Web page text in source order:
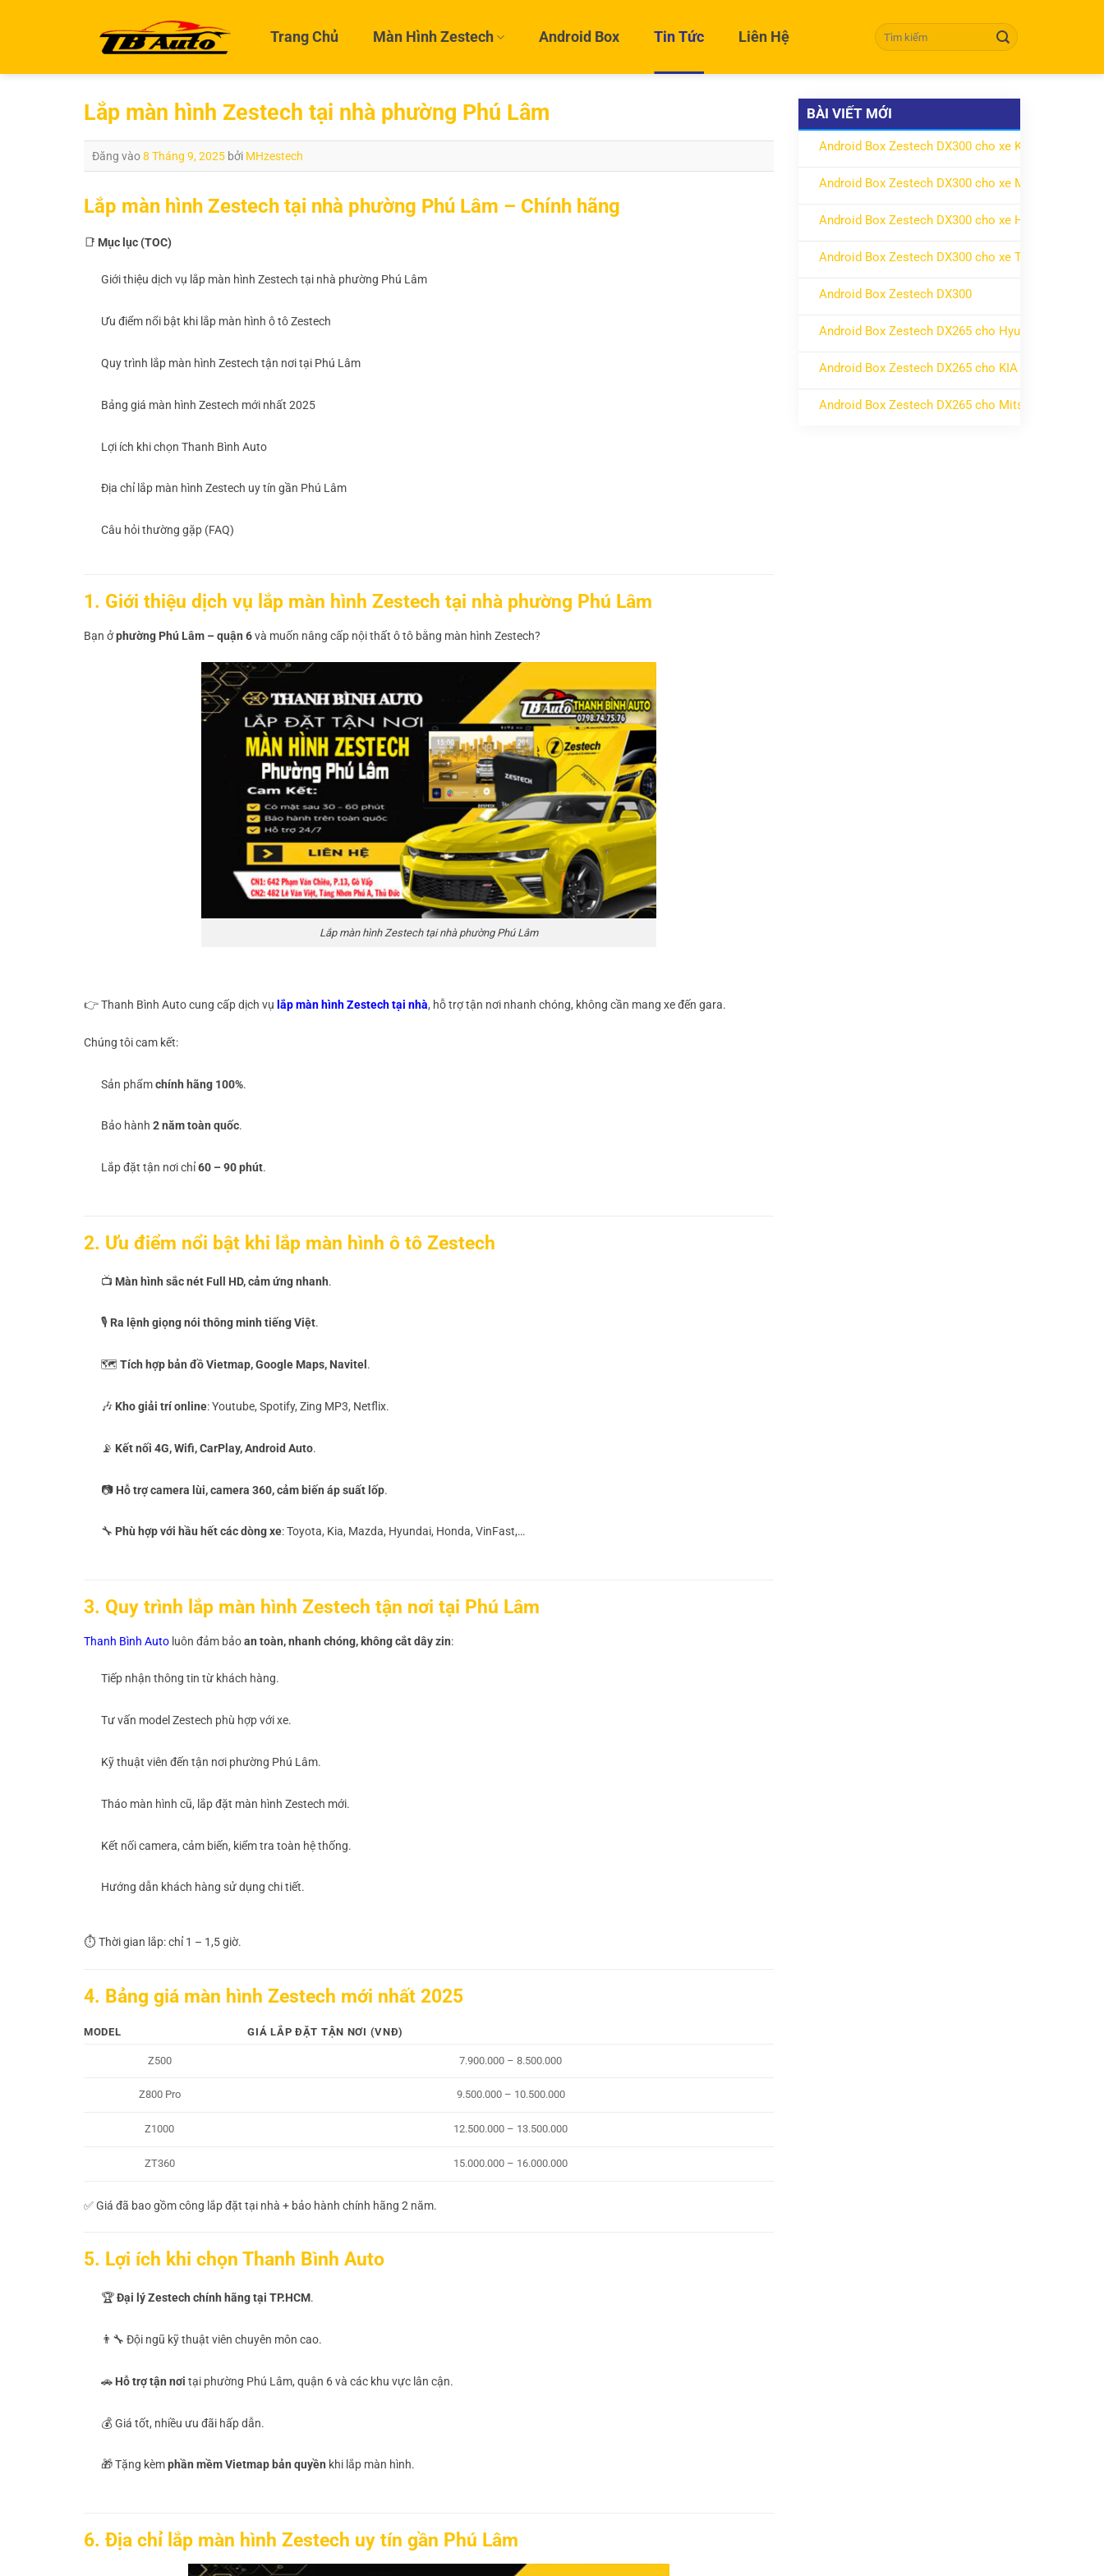
dung
Trang Chủ Màn Hình Zestech Android Box Tin Tức Liên Hệ Tìm kiếm:
Lắp màn hình Zestech tại nhà phường Phú Lâm
Đăng vào8 Tháng 9, 2025 bởi MHzestech
Lắp màn hình Zestech tại nhà phường Phú Lâm – Chính hãng
📑 Mục lục (TOC)
Giới thiệu dịch vụ lắp màn hình Zestech tại nhà phường Phú Lâm
Ưu điểm nổi bật khi lắp màn hình ô tô Zestech
Quy trình lắp màn hình Zestech tận nơi tại Phú Lâm
Bảng giá màn hình Zestech mới nhất 2025
Lợi ích khi chọn Thanh Bình Auto
Địa chỉ lắp màn hình Zestech uy tín gần Phú Lâm
Câu hỏi thường gặp (FAQ)
1. Giới thiệu dịch vụ lắp màn hình Zestech tại nhà phường Phú Lâm
Bạn ởphường Phú Lâm – quận 6và muốn nâng cấp nội thất ô tô bằng màn hình Zestech?
Lắp màn hình Zestech tại nhà phường Phú Lâm
👉 Thanh Bình Auto cung cấp dịch vụ lắp màn hình Zestech tại nhà, hỗ trợ tận nơi nhanh chóng, không cần mang xe đến gara.
Chúng tôi cam kết:
Sản phẩmchính hãng 100%.
Bảo hành 2 năm toàn quốc.
Lắp đặt tận nơi chỉ60 – 90 phút.
2. Ưu điểm nổi bật khi lắp màn hình ô tô Zestech
📺 Màn hình sắc nét Full HD, cảm ứng nhanh.
🎙️ Ra lệnh giọng nói thông minh tiếng Việt.
🗺️ Tích hợp bản đồ Vietmap, Google Maps, Navitel .
🎶 Kho giải trí online: Youtube, Spotify, Zing MP3, Netflix.
📡 Kết nối 4G, Wifi, CarPlay, Android Auto.
📷 Hỗ trợ camera lùi, camera 360, cảm biến áp suất lốp.
🔧 Phù hợp với hầu hết các dòng xe: Toyota, Kia, Mazda, Hyundai, Honda, VinFast,…
3. Quy trình lắp màn hình Zestech tận nơi tại Phú Lâm
Thanh Bình Auto luôn đảm bảoan toàn, nhanh chóng, không cắt dây zin:
Tiếp nhận thông tin từ khách hàng.
Tư vấn model Zestech phù hợp với xe.
Kỹ thuật viên đến tận nơi phường Phú Lâm.
Tháo màn hình cũ, lắp đặt màn hình Zestech mới.
Kết nối camera, cảm biến, kiểm tra toàn hệ thống.
Hướng dẫn khách hàng sử dụng chi tiết.
⏱️ Thời gian lắp: chỉ 1 – 1,5 giờ.
4. Bảng giá màn hình Zestech mới nhất 2025
MODEL GIÁ LẮP ĐẶT TẬN NƠI (VNĐ)
Z500 7.900.000 – 8.500.000
Z800 Pro 9.500.000 – 10.500.000
Z1000 12.500.000 – 13.500.000
ZT360 15.000.000 – 16.000.000
✅ Giá đã bao gồm công lắp đặt tại nhà + bảo hành chính hãng 2 năm.
5. Lợi ích khi chọn Thanh Bình Auto
🏆Đại lý Zestech chính hãng tại TP.HCM.
👨‍🔧 Đội ngũ kỹ thuật viên chuyên môn cao.
🚗 Hỗ trợ tận nơi tại phường Phú Lâm, quận 6 và các khu vực lân cận.
💰 Giá tốt, nhiều ưu đãi hấp dẫn.
🎁 Tặng kèmphần mềm Vietmap bản quyền khi lắp màn hình.
6. Địa chỉ lắp màn hình Zestech uy tín gần Phú Lâm
BÀI VIẾT MỚI
Android Box Zestech DX300 cho xe KIA
Android Box Zestech DX300 cho xe Mitsubishi
Android Box Zestech DX300 cho xe Honda
Android Box Zestech DX300 cho xe Toyota
Android Box Zestech DX300
Android Box Zestech DX265 cho Hyundai
Android Box Zestech DX265 cho KIA
Android Box Zestech DX265 cho Mitsubishi